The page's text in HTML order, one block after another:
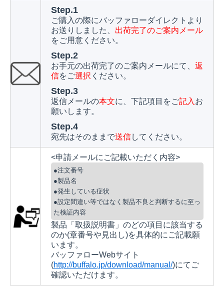
Step.1
ご購入の際にバッファローダイレクトより
お送りしました、 出荷完了のご案内メール
をご用意ください。
Step.2
お手元の出荷完了のご案内メールにて、 返
信をご選択 ください。
Step.3
返信メールの本文に、下記項目をご記入 お
願いします。
Step.4
宛先はそのままで送信してください。
<申請メールにご記載いただく内容>
●注文番号
●製品名
●発生している症状
●設定間違い等ではなく製品不良と判断するに至っ
た検証内容
製品「取扱説明書」のどの項目に該当する
のか(章番号や見出し)を具体的にご記載願
います。
バッファローWebサイト
(http://buffalo.jp/download/manual/)にてご
確認いただけます。